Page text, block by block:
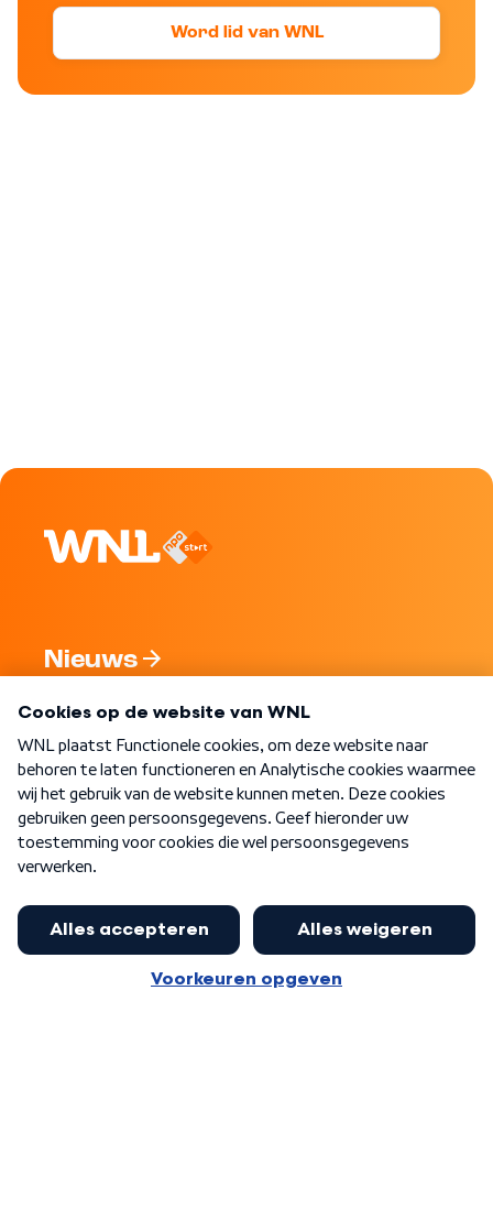
Word lid van WNL
Nieuws
Nieuwsbrief
Word Lid